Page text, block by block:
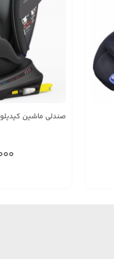
صندلی ماشین کیدیلو مدل